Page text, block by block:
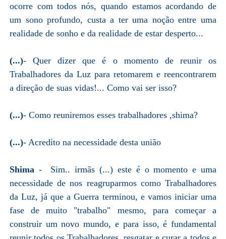
ocorre com todos nós, quando estamos acordando de
um sono profundo, custa a ter uma noção entre uma
realidade de sonho e da realidade de estar desperto...
(...)- Quer dizer que é o momento de reunir os
Trabalhadores da Luz para retomarem e reencontrarem
a direção de suas vidas!... Como vai ser isso?
(...)- Como reuniremos esses trabalhadores ,shima?
(...)- Acredito na necessidade desta união
Shima - Sim.. irmãs (...) este é o momento e uma
necessidade de nos reagruparmos como Trabalhadores
da Luz, já que a Guerra terminou, e vamos iniciar uma
fase de muito "trabalho" mesmo, para começar a
construir um novo mundo, e para isso, é fundamental